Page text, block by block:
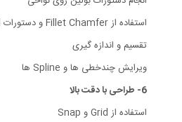
استفاده از Fillet Chamfer و دستورات Blend
تقسیم و اندازه گیری
ویرایش چندخطی ها و Spline ها
6- طراحی با دقت بالا
استفاده از Grid و Snap